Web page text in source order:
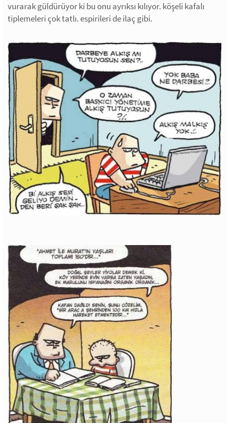
vurarak güldürüyor ki bu onu ayrıksı kılıyor. köşeli kafalı
tiplemeleri çok tatlı. espirileri de ilaç gibi.